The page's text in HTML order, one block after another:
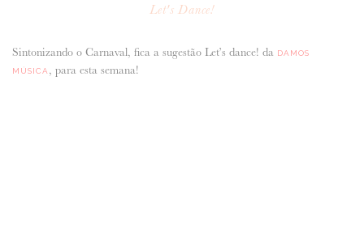
CASAVA-ME AQUI!
Let's Dance!
Sintonizando o Carnaval, fica a sugestão Let’s dance! da
DAMOS
MÚSICA , para esta semana!